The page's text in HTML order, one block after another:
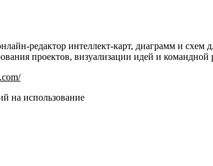
редактор интеллект-карт, диаграмм и схем
проектов, визуализации идей и командной
на использование